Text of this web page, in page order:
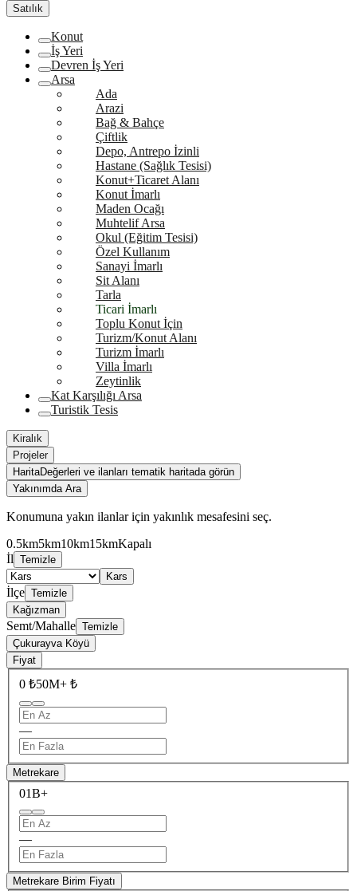
Satılık
Konut
İş Yeri
Devren İş Yeri
Arsa
Ada
Arazi
Bağ & Bahçe
Çiftlik
Depo, Antrepo İzinli
Hastane (Sağlık Tesisi)
Konut+Ticaret Alanı
Konut İmarlı
Maden Ocağı
Muhtelif Arsa
Okul (Eğitim Tesisi)
Özel Kullanım
Sanayi İmarlı
Sit Alanı
Tarla
Ticari İmarlı
Toplu Konut İçin
Turizm/Konut Alanı
Turizm İmarlı
Villa İmarlı
Zeytinlik
Kat Karşılığı Arsa
Turistik Tesis
Kiralık
Projeler
HaritaDeğerleri ve ilanları tematik haritada görün
Yakınımda Ara
Konumuna yakın ilanlar için yakınlık mesafesini seç.
0.5km5km10km15kmKapalı
İl Temizle
Kars
İlçe Temizle
Kağızman
Semt/Mahalle Temizle
Çukurayva Köyü
Fiyat
0 ₺50M+ ₺
—
Metrekare
01B+
—
Metrekare Birim Fiyatı